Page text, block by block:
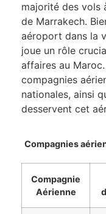
majorité des vols
de Marrakech.
aéroport dans la
joue un rôle
affaires au
compagnies
nationales, ainsi
desservent cet
Compagnies
Compagnie
Aérienne